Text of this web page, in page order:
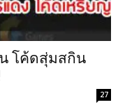
โค้ดสุ่มสกิน
27